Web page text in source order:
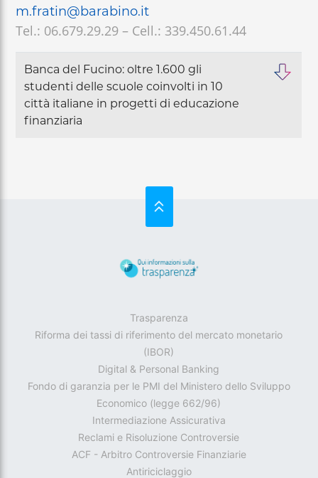
m.fratin@barabino.it
Tel.: 06.679.29.29 – Cell.: 339.450.61.44
Banca del Fucino: oltre 1.600 gli
studenti delle scuole coinvolti in 10
città italiane in progetti di educazione
finanziaria
SU
Trasparenza
Riforma dei tassi di riferimento del mercato monetario
(IBOR)
Digital & Personal Banking
Fondo di garanzia per le PMI del Ministero dello Sviluppo
Economico (legge 662/96)
Intermediazione Assicurativa
Reclami e Risoluzione Controversie
ACF - Arbitro Controversie Finanziarie
Antiriciclaggio